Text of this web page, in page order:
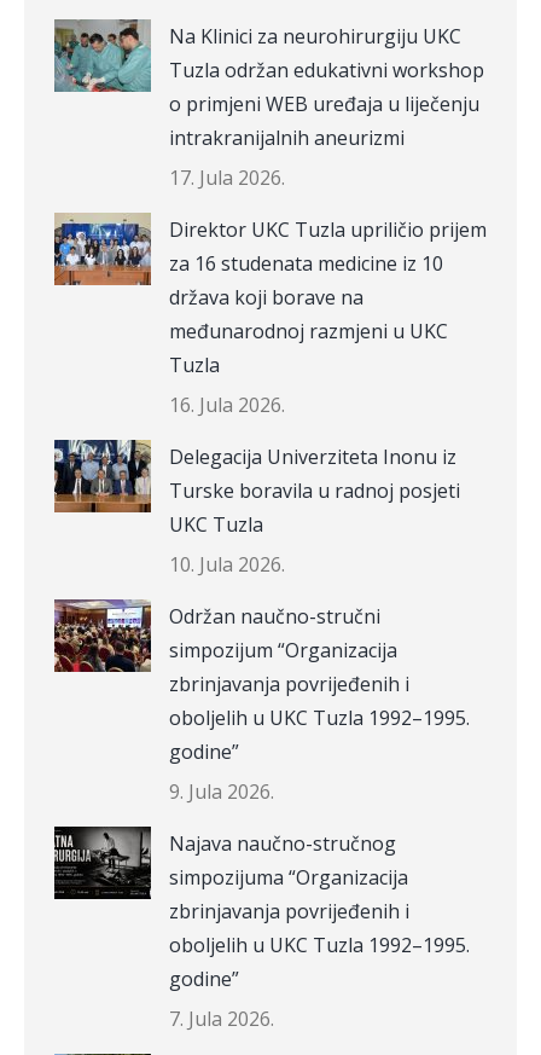
Na Klinici za neurohirurgiju UKC
Tuzla održan edukativni workshop
o primjeni WEB uređaja u liječenju
intrakranijalnih aneurizmi
17. Jula 2026.
Direktor UKC Tuzla upriličio prijem
za 16 studenata medicine iz 10
država koji borave na
međunarodnoj razmjeni u UKC
Tuzla
16. Jula 2026.
Delegacija Univerziteta Inonu iz
Turske boravila u radnoj posjeti
UKC Tuzla
10. Jula 2026.
Održan naučno-stručni
simpozijum “Organizacija
zbrinjavanja povrijeđenih i
oboljelih u UKC Tuzla 1992–1995.
godine”
9. Jula 2026.
Najava naučno-stručnog
simpozijuma “Organizacija
zbrinjavanja povrijeđenih i
oboljelih u UKC Tuzla 1992–1995.
godine”
7. Jula 2026.